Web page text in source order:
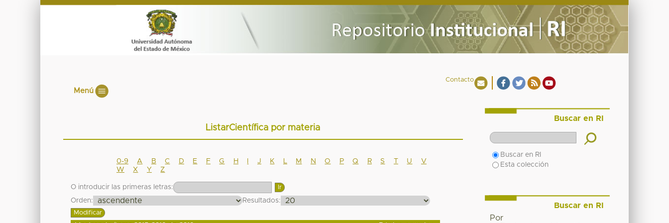
Contacto
Menú
ListarCientífica por materia
0-9 A B C D E F G H J K M N O P Q R S T U
V
W
X Y Z
O introducir las primeras letras:
Orden:
Resultados:
Buscar en RI
Buscar en RI
Esta colección
Buscar en RI
Por